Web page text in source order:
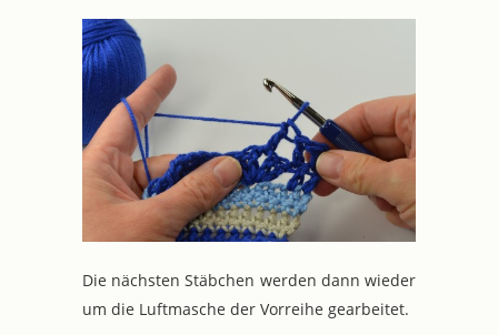
Die nächsten Stäbchen werden dann wieder
um die Luftmasche der Vorreihe gearbeitet.